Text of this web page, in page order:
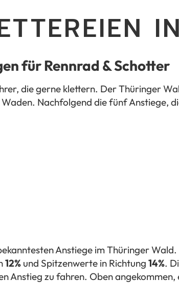
für Rennrad & Schotter
die gerne klettern. Der Thüringer
Nachfolgend die fünf Anstiege,
Anstiege im Thüringer
12% und Spitzenwerte in Richtung 14%.
Anstieg zu fahren. Oben